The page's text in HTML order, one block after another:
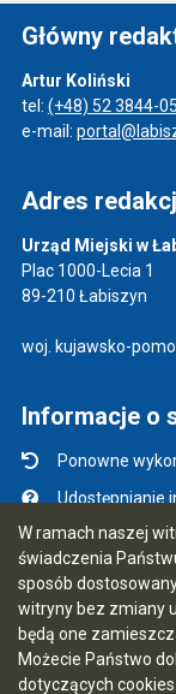
W ramach naszej
świadczenia
sposób
witryny bez zmiany
będą one
Możecie Państwo
dotyczących
Główny
Artur Koliński
tel: (+48) 52 3844-
e-mail:
Adres
Urząd Miejski w
Plac 1000-Lecia 1
89-210 Łabiszyn
woj. kujawsko-
Informacje o
Ponowne
Udostępnianie
Mapa serwisu
Instrukcja
Statystyki
Ostatnia